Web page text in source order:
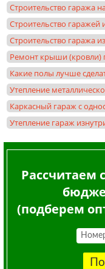
Строительство гаража
Строительство гаражей
Строительство гаража
Ремонт крыши (кровли)
Какие полы лучше
Утепление
Каркасный гараж с
Утепление гараж
Рассчитаем
(подберем